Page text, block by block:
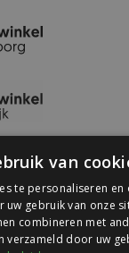
van
te personaliseren en
gebruik van onze
combineren met
verzameld door uw